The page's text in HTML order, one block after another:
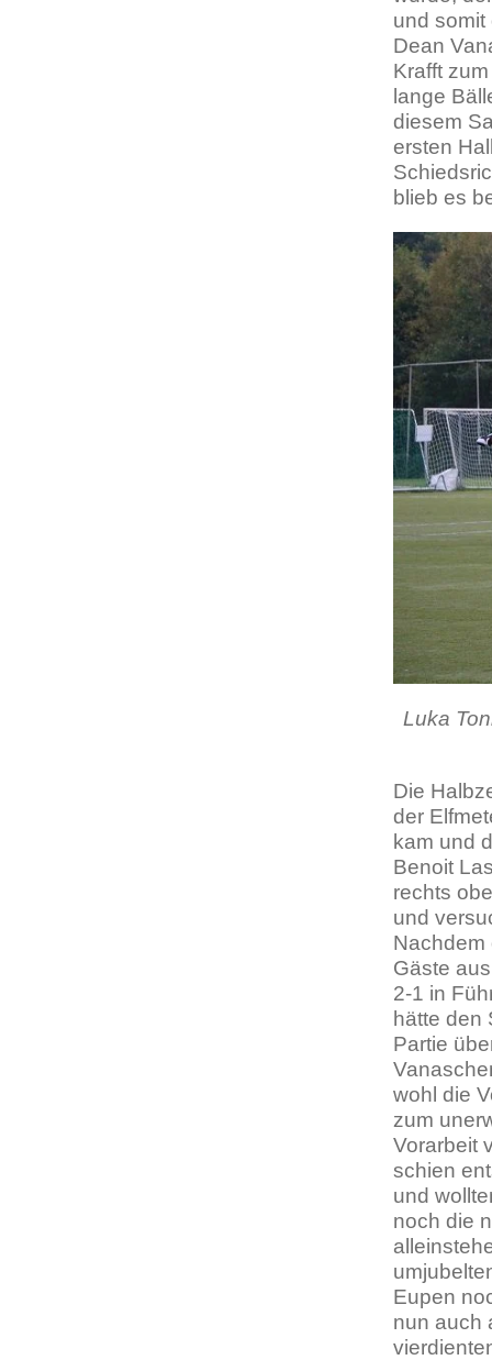
und somit
Dean
Krafft
lange
diesem
ersten
blieb es
Luka
Die
der
kam und
Benoit
rechts
und
Nachdem
Gäste
2-1 in
hätte den
Partie
wohl die
zum
Vorarbeit
schien
und
noch die
Eupen
nun auch